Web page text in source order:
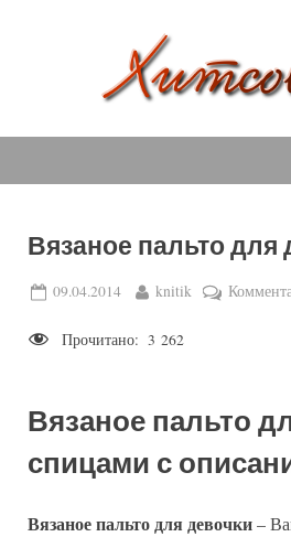
т
о
в
модели
с
Вязаное пальто для
Posted
09.04.2014 By
knitik
Прочитано: 3 262
Вязаное пальто
спицами с
Вязаное пальто для девочки–